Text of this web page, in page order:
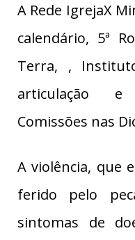
A Rede IgrejaX
calendário, 5ª
Terra, ,
articulação e
Comissões nas
A violência, que
ferido pelo
sintomas de